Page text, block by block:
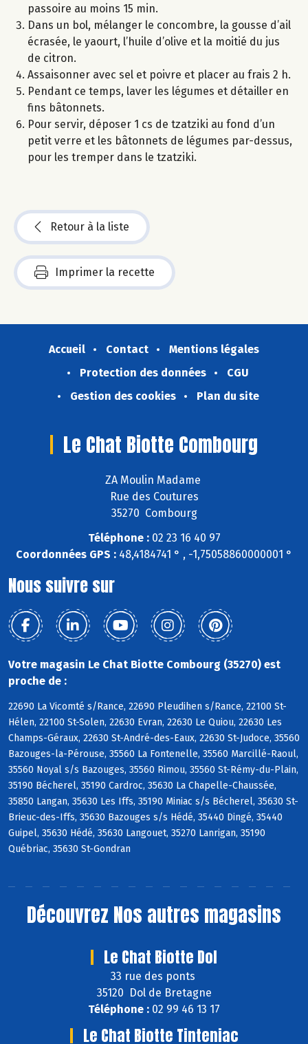
passoire au moins 15 min.
Dans un bol, mélanger le concombre, la gousse d’ail
écrasée, le yaourt, l’huile d’olive et la moitié du jus
de citron.
Assaisonner avec sel et poivre et placer au frais 2 h.
Pendant ce temps, laver les légumes et détailler en
fins bâtonnets.
Pour servir, déposer 1 cs de tzatziki au fond d’un
petit verre et les bâtonnets de légumes par-dessus,
pour les tremper dans le tzatziki.
Retour à la liste
Imprimer la recette
Accueil Contact
Mentions légales
Protection des données
CGU
Gestion des cookies
Plan du site
Le Chat Biotte Combourg
ZA Moulin Madame
Rue des Coutures
35270 Combourg
Téléphone :02 23 16 40 97
Coordonnées GPS : 48,4184741 ° , -1,75058860000001 °
Nous suivre sur
Votre magasin Le Chat Biotte Combourg (35270) est
proche de :
22690 La Vicomté s/Rance, 22690 Pleudihen s/Rance, 22100 St-
Hélen, 22100 St-Solen, 22630 Evran, 22630 Le Quiou, 22630 Les
Champs-Géraux, 22630 St-André-des-Eaux, 22630 St-Judoce, 35560
Bazouges-la-Pérouse, 35560 La Fontenelle, 35560 Marcillé-Raoul,
35560 Noyal s/s Bazouges, 35560 Rimou, 35560 St-Rémy-du-Plain,
35190 Bécherel, 35190 Cardroc, 35630 La Chapelle-Chaussée,
35850 Langan, 35630 Les Iffs, 35190 Miniac s/s Bécherel, 35630 St-
Brieuc-des-Iffs, 35630 Bazouges s/s Hédé, 35440 Dingé, 35440
Guipel, 35630 Hédé, 35630 Langouet, 35270 Lanrigan, 35190
Québriac, 35630 St-Gondran
Découvrez Nos autres magasins
Le Chat Biotte Dol
33 rue des ponts
35120 Dol de Bretagne
Téléphone : 02 99 46 13 17
Le Chat Biotte Tinteniac